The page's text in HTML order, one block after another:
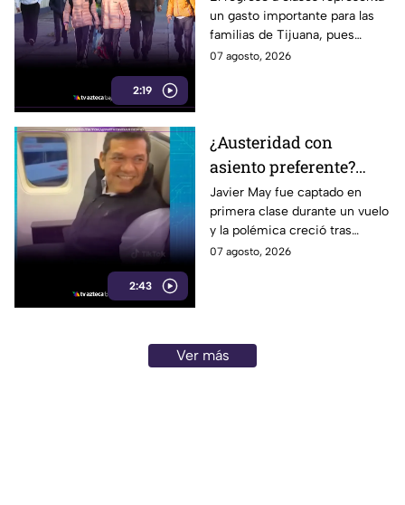
2:19
mil pesos en uniformes
y calzado
un gasto importante para las
familias de Tijuana, pues
uniformes y calzado pueden
07 agosto, 2026
2:43
¿Austeridad con
asiento preferente?
Captan a Javier May
sonriente en primera
clase y Morena le “jala
las orejas”
Javier May fue captado en
primera clase durante un vuelo
y la polémica creció tras
imágenes de un presunto reloj
07 agosto, 2026
Ver más